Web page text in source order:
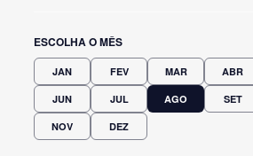
ESCOLHA O MÊS
JAN FEV MAR ABR
JUN JUL AGO SET
NOV DEZ